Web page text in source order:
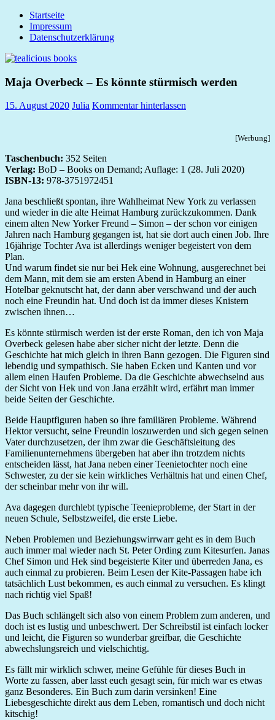
Zum
Inhalt
springen
tealicious
books
Startseite
Impressum
Datenschutzerklärung
Maja Overbeck – Es könnte stürmisch werden
15. August 2020 Julia Kommentar hinterlassen
[Werbung]
Taschenbuch: 352 Seiten
Verlag: BoD – Books on Demand; Auflage: 1 (28. Juli 2020)
ISBN-13: 978-3751972451
Jana beschließt spontan, ihre Wahlheimat New York zu verlassen
und wieder in die alte Heimat Hamburg zurückzukommen. Dank
einem alten New Yorker Freund – Simon – der schon vor einigen
Jahren nach Hamburg gegangen ist, hat sie dort auch einen Job. Ihre
16jährige Tochter Ava ist allerdings weniger begeistert von dem
Plan.
Und warum findet sie nur bei Hek eine Wohnung, ausgerechnet bei
dem Mann, mit dem sie am ersten Abend in Hamburg an einer
Hotelbar geknutscht hat, der dann aber verschwand und der auch
noch eine Freundin hat. Und doch ist da immer dieses Knistern
zwischen ihnen…
Es könnte stürmisch werden ist der erste Roman, den ich von Maja
Overbeck gelesen habe aber sicher nicht der letzte. Denn die
Geschichte hat mich gleich in ihren Bann gezogen. Die Figuren sind
lebendig und sympathisch. Sie haben Ecken und Kanten und vor
allem einen Haufen Probleme. Da die Geschichte abwechselnd aus
der Sicht von Hek und von Jana erzählt wird, erfährt man immer
beide Seiten der Geschichte.
Beide Hauptfiguren haben so ihre familiären Probleme. Während
Hektor versucht, seine Freundin loszuwerden und sich gegen seinen
Vater durchzusetzen, der ihm zwar die Geschäftsleitung des
Familienunternehmens übergeben hat aber ihn trotzdem nichts
entscheiden lässt, hat Jana neben einer Teenietochter noch eine
Schwester, zu der sie kein wirkliches Verhältnis hat und einen Chef,
der scheinbar mehr von ihr will.
Ava dagegen durchlebt typische Teenieprobleme, der Start in der
neuen Schule, Selbstzweifel, die erste Liebe.
Neben Problemen und Beziehungswirrwarr geht es in dem Buch
auch immer mal wieder nach St. Peter Ording zum Kitesurfen. Janas
Chef Simon und Hek sind begeisterte Kiter und überreden Jana, es
auch einmal zu probieren. Beim Lesen der Kite-Passagen habe ich
tatsächlich Lust bekommen, es auch einmal zu versuchen. Es klingt
nach richtig viel Spaß!
Das Buch schlängelt sich also von einem Problem zum anderen, und
doch ist es lustig und unbeschwert. Der Schreibstil ist einfach locker
und leicht, die Figuren so wunderbar greifbar, die Geschichte
abwechslungsreich und vielschichtig.
Es fällt mir wirklich schwer, meine Gefühle für dieses Buch in
Worte zu fassen, aber lasst euch gesagt sein, für mich war es etwas
ganz Besonderes. Ein Buch zum darin versinken! Eine
Liebesgeschichte direkt aus dem Leben, romantisch und doch nicht
kitschig!